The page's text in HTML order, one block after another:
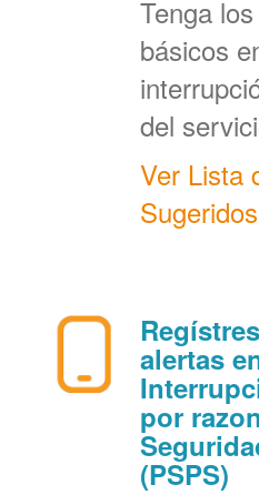
Tenga
básicos
del
Ver Lista
Sugeridos
alertas
por
(PSPS)